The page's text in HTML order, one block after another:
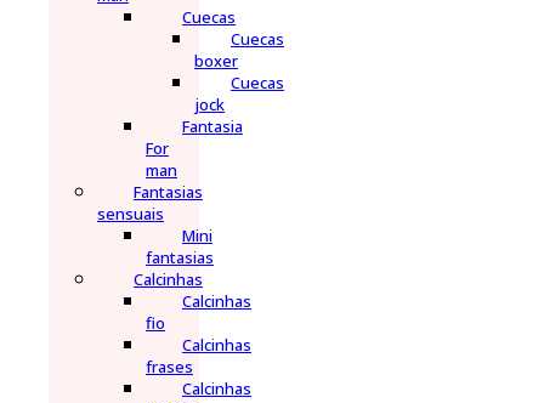
Cuecas
Cuecas
boxer
Cuecas
jock
Fantasia
For
man
Fantasias
sensuais
Mini
fantasias
Calcinhas
Calcinhas
fio
Calcinhas
frases
Calcinhas